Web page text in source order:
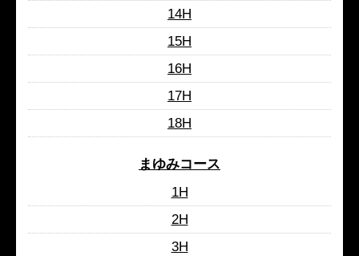
14H
15H
16H
17H
18H
まゆみコース
1H
2H
3H